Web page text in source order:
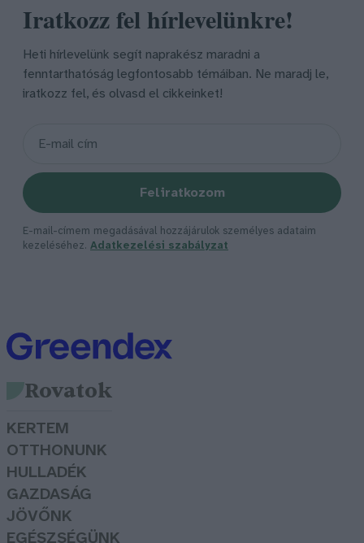
Iratkozz fel hírlevelünkre!
Heti hírlevelünk segít naprakész maradni a
fenntarthatóság legfontosabb témáiban. Ne maradj le,
iratkozz fel, és olvasd el cikkeinket!
Feliratkozom
E-mail-címem megadásával hozzájárulok személyes adataim
kezeléséhez. Adatkezelési szabályzat
Rovatok
KERTEM
OTTHONUNK
HULLADÉK
GAZDASÁG
JÖVŐNK
EGÉSZSÉGÜNK